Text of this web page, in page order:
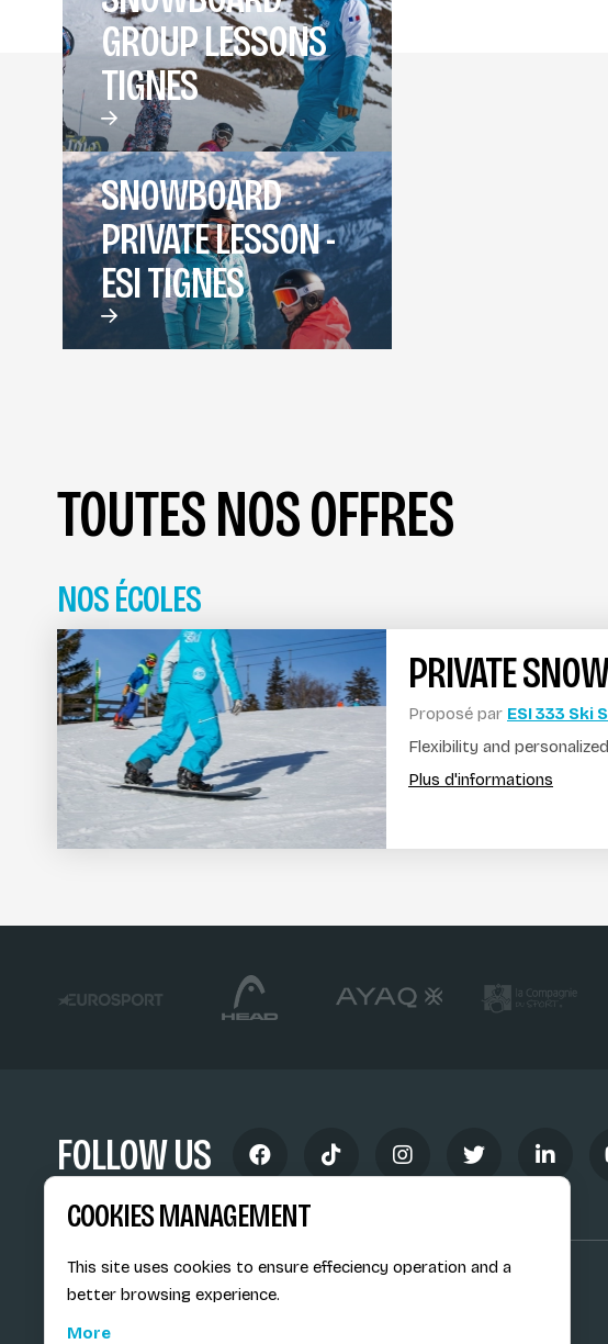
GROUP LESSONS
TIGNES
SNOWBOARD
PRIVATE LESSON -
ESI TIGNES
TOUTES NOS OFFRES
NOS ÉCOLES
PRIVATE
Proposé par ESI 333 Ski
Flexibility and
Plus d'informations
FOLLOW US
COOKIES MANAGEMENT
This site uses cookies to ensure effeciency operation and a
better browsing experience.
More